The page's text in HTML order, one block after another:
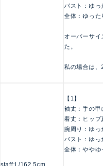
バスト：ゆっ
全体：ゆった
オーバーサイ
た。
私の場合は、
【1】
袖丈：手の甲
着丈：ヒップ
腕周り：ゆっ
バスト：ゆっ
全体：ややゆ